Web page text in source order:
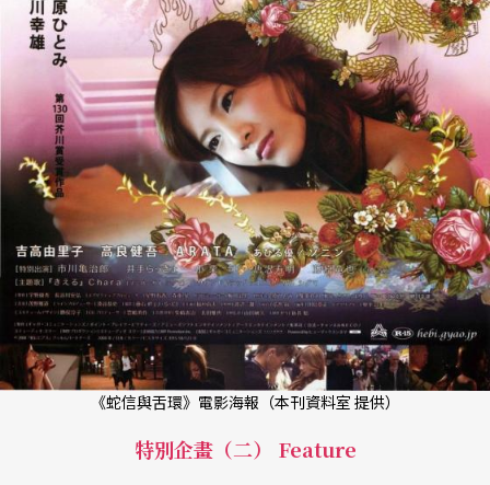
《蛇信與舌環》電影海報（本刊資料室 提供）
特別企畫（二） Feature